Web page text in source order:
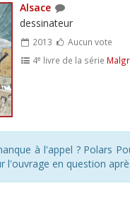
Alsace
dessinateur
2013
Aucun vote
4e livre de la série
à l'appel ? Polars
l'ouvrage en question